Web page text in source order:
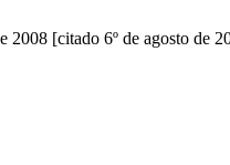
[citado 6º de agosto de